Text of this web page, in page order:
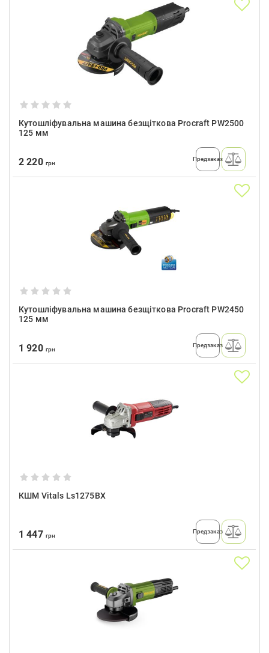
Кутошліфувальна машина безщіткова Procraft PW2500
125 мм
2 220 грн
Предзаказ
Кутошліфувальна машина безщіткова Procraft PW2450
125 мм
1 920 грн
Предзаказ
КШМ Vitals Ls1275BX
1 447 грн
Предзаказ